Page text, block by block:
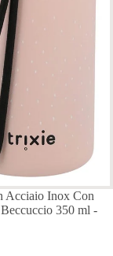
Acciaio Inox Con
350 ml -